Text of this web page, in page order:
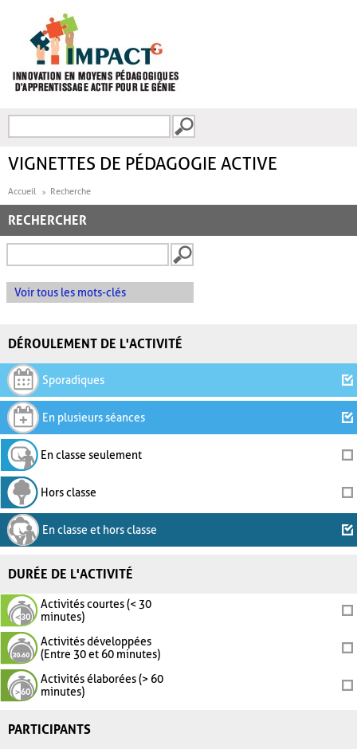
FORMULAIRE DE
VIGNETTES DE PÉDAGOGIE ACTIVE
Accueil Recherche
RECHERCHER
Voir tous les mots-clés
DÉROULEMENT DE L'ACTIVITÉ
Sporadiques
En plusieurs séances
En classe seulement
Hors classe
En classe et hors classe
DURÉE DE L'ACTIVITÉ
Activités courtes (< 30
minutes)
Activités développées
(Entre 30 et 60 minutes)
Activités élaborées (> 60
minutes)
PARTICIPANTS